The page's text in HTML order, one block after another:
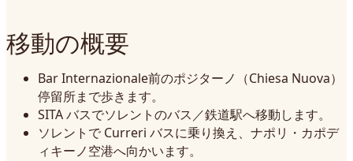
移動の概要
Bar Internazionale前のポジターノ（Chiesa Nuova）
停留所まで歩きます。
SITA バスでソレントのバス／鉄道駅へ移動します。
ソレントで Curreri バスに乗り換え、ナポリ・カポデ
ィキーノ空港へ向かいます。